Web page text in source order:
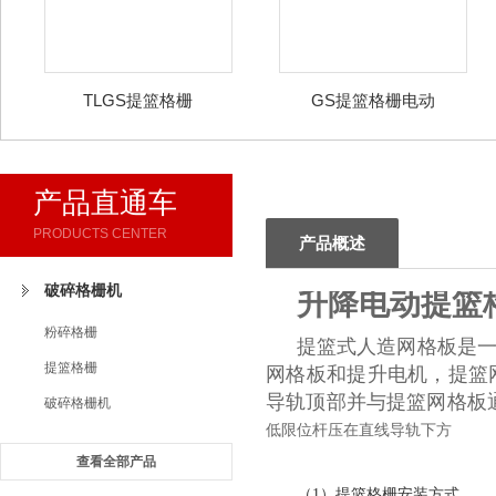
TLGS提篮格栅 GS提篮格栅电动
产品直通车
PRODUCTS CENTER
破碎格栅机
粉碎格栅
提篮格栅
破碎格栅机
查看全部产品
产品概述
升降电动提篮
提篮式人造网格板是
网格板和提升电机，提
导轨顶部并与提篮网格板
低限位杆压在直线导轨下方